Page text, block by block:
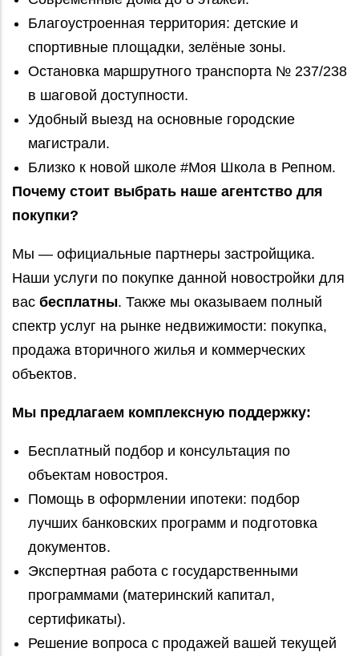
Благоустроенная территория: детские и
спортивные площадки, зелёные зоны.
Остановка маршрутного транспорта № 237/238
в шаговой доступности.
Удобный выезд на основные городские
магистрали.
Близко к новой школе #Моя Школа в Репном.
Почему стоит выбрать наше агентство для
покупки?
Мы — официальные партнеры застройщика.
Наши услуги по покупке данной новостройки для
вас бесплатны. Также мы оказываем полный
спектр услуг на рынке недвижимости: покупка,
продажа вторичного жилья и коммерческих
объектов.
Мы предлагаем комплексную поддержку:
Бесплатный подбор и консультация по
объектам новостроя.
Помощь в оформлении ипотеки: подбор
лучших банковских программ и подготовка
документов.
Экспертная работа с государственными
программами (материнский капитал,
сертификаты).
Решение вопроса с продажей вашей текущей